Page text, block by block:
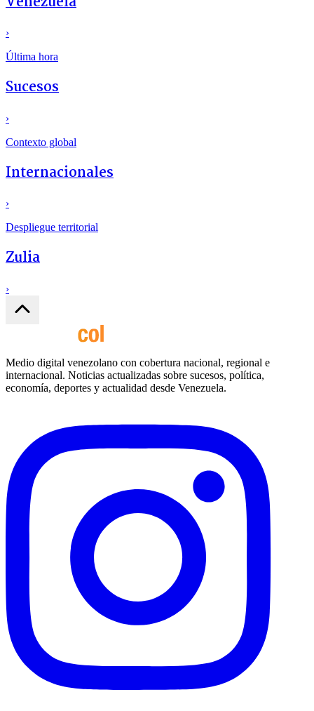
›
Última hora
Sucesos
›
Contexto global
Internacionales
›
Despliegue territorial
Zulia
›
Medio digital venezolano con cobertura nacional, regional e
internacional. Noticias actualizadas sobre sucesos, política,
economía, deportes y actualidad desde Venezuela.